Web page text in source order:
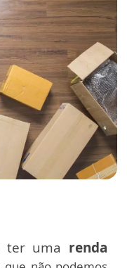
ter uma renda